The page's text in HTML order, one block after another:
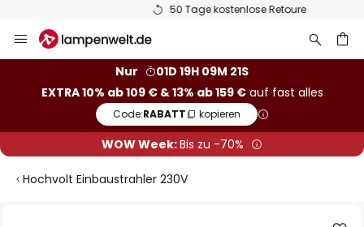
50 Tage kostenlose Retoure
Inhalt
Nur
01D 19H 09M 20S
EXTRA 10% ab 109 € & 13% ab 159 €auf fast alles
Code:RABATT kopieren
WOW Week:Bis zu -70%
Hochvolt Einbaustrahler 230V